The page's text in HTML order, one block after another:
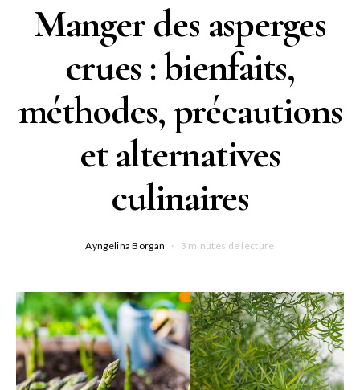
Manger des asperges
crues : bienfaits,
méthodes, précautions
et alternatives
culinaires
Ayngelina Borgan 3 minutes de lecture